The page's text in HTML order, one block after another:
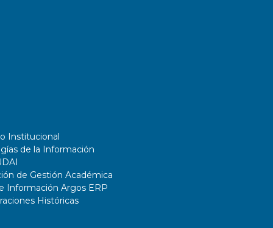
Institucional
de la Información
de Gestión Académica
Información Argos ERP
Históricas